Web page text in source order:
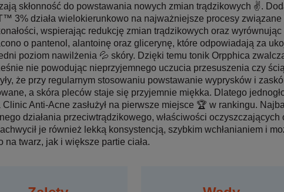
skłonność do powstawania nowych zmian trądzikowych ✌️.
3% działa wielokierunkowo na najważniejsze procesy
wspierając redukcję zmian trądzikowych oraz wyrównując
o pantenol, alantoinę oraz glicerynę, które odpowiadają za
poziom nawilżenia 💦 skóry. Dzięki temu tonik Orpphica
nie powodując nieprzyjemnego uczucia przesuszenia czy
że przy regularnym stosowaniu powstawanie wyprysków i
a skóra pleców staje się przyjemnie miękka. Dlatego
Clinic Anti-Acne zasłużył na pierwsze miejsce 🏆 w rankingu.
działania przeciwtrądzikowego, właściwości oczyszczających
je również lekką konsystencją, szybkim wchłanianiem i
na twarz, jak i większe partie ciała.